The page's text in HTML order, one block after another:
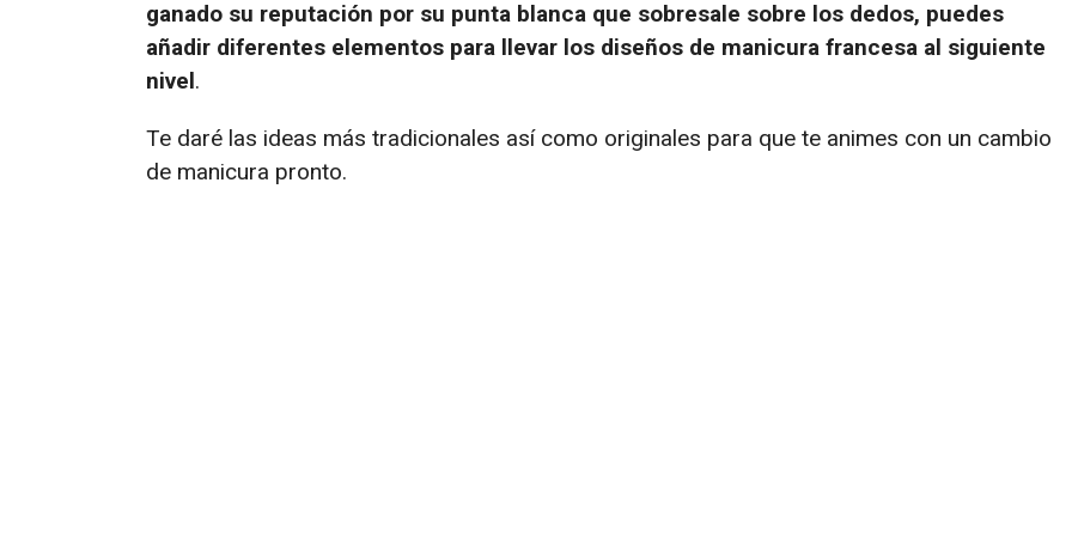
ganado su reputación por su punta blanca que sobresale sobre los dedos, puedes
añadir diferentes elementos para llevar los diseños de manicura francesa al siguiente
nivel.
Te daré las ideas más tradicionales así como originales para que te animes con un cambio
de manicura pronto.